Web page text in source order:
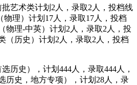
艺术类计划2人，录取2人，投档线
物理）计划17人，录取17人，投档
物理-中英）计划2人，录取2人，投
（历史）计划2人，录取2人，投档
历史），计划444人，录取444人，
历史，地方专项），计划28人，录